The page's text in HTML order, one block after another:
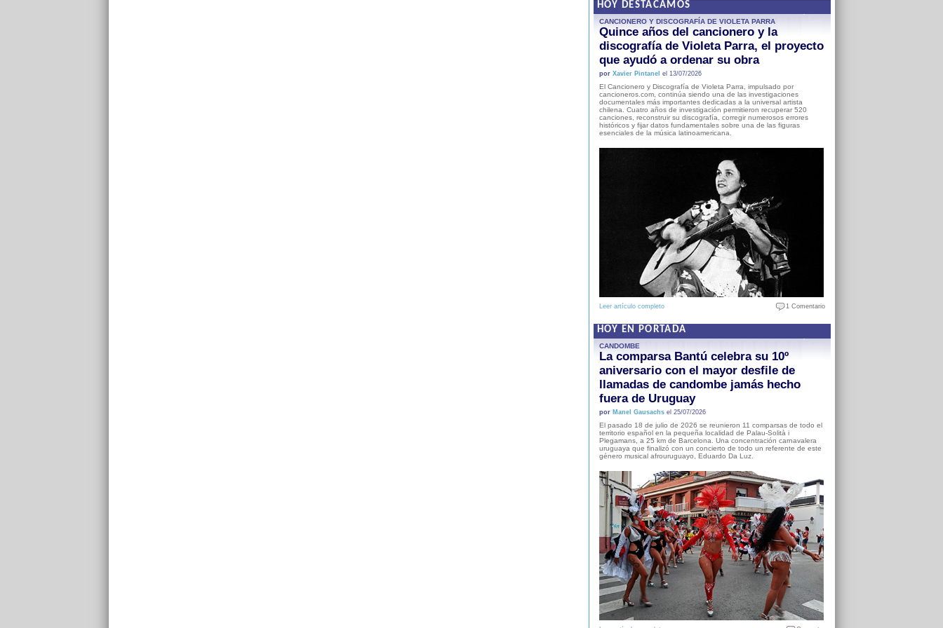
HOY DESTACAMOS
CANCIONERO Y DISCOGRAFÍA DE VIOLETA PARRA
Quince años del cancionero y la
discografía de Violeta Parra, el proyecto
que ayudó a ordenar su obra
por Xavier Pintanel el 13/07/2026
El Cancionero y Discografía de Violeta Parra, impulsado por
cancioneros.com, continúa siendo una de las investigaciones
documentales más importantes dedicadas a la universal artista
chilena. Cuatro años de investigación permitieron recuperar 520
canciones, reconstruir su discografía, corregir numerosos errores
históricos y fijar datos fundamentales sobre una de las figuras
esenciales de la música latinoamericana.
Leer artículo completo 1 Comentario
HOY EN PORTADA
CANDOMBE
La comparsa Bantú celebra su 10º
aniversario con el mayor desfile de
llamadas de candombe jamás hecho
fuera de Uruguay
por Manel Gausachsel 25/07/2026
El pasado 18 de julio de 2026 se reunieron 11 comparsas de todo el
territorio español en la pequeña localidad de Palau-Solità i
Plegamans, a 25 km de Barcelona. Una concentración carnavalera
uruguaya que finalizó con un concierto de todo un referente de este
género musical afrouruguayo, Eduardo Da Luz.